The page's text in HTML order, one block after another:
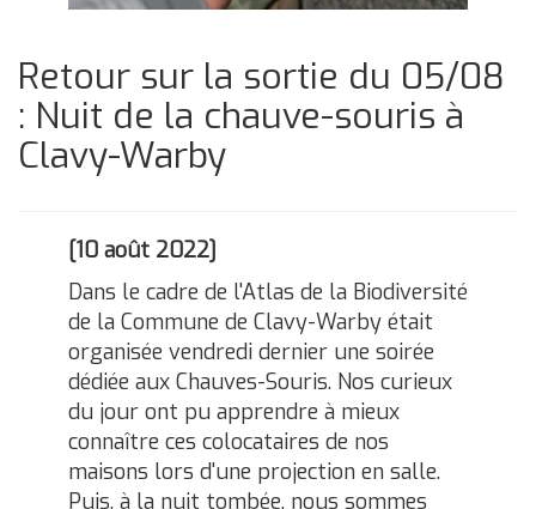
Retour sur la sortie du 05/08
: Nuit de la chauve-souris à
Clavy-Warby
[10 août 2022]
Dans le cadre de l'Atlas de la Biodiversité
de la Commune de Clavy-Warby était
organisée vendredi dernier une soirée
dédiée aux Chauves-Souris. Nos curieux
du jour ont pu apprendre à mieux
connaître ces colocataires de nos
maisons lors d'une projection en salle.
Puis, à la nuit tombée, nous sommes